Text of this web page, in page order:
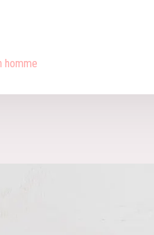
homme